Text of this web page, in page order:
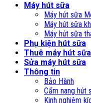
Máy hút sữa
Máy hút sữa
Máy hút sữa
Máy hút sữa
Phụ kiện hút sữa
Thuê máy hút sữa
Sửa máy hút sữa
Thông tin
Bảo Hành
Cẩm nang hút
Kinh nghiệm